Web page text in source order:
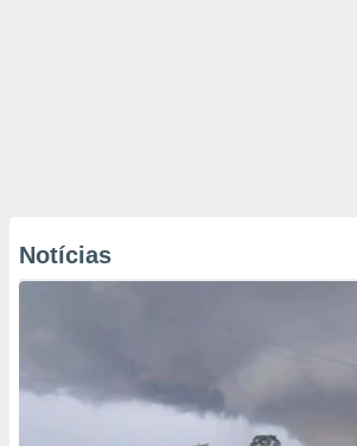
Notícias